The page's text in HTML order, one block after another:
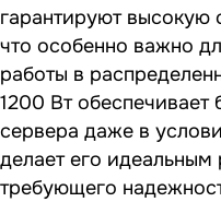
гарантируют высокую
что особенно важно
работы в
1200 Вт
сервера даже в
делает его
требующего